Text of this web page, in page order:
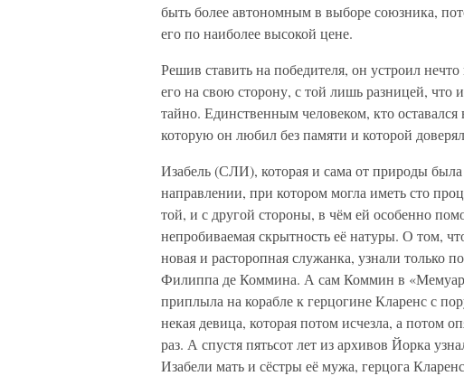
быть более автономным в выборе союзника,
его по наиболее высокой цене.
Решив ставить на победителя, он устроил
его на свою сторону, с той лишь разницей, что
тайно. Единственным человеком, кто
которую он любил без памяти и которой
Изабель (СЛИ), которая и сама от природы
направлении, при котором могла иметь сто
той, и с другой стороны, в чём ей особенно
непробиваемая скрытность её натуры. О том,
новая и расторопная служанка, узнали только
Филиппа де Коммина. А сам Коммин в
приплыла на корабле к герцогине Кларенс с
некая девица, которая потом исчезла, а потом
раз. А спустя пятьсот лет из архивов Йорка
Изабели мать и сёстры её мужа, герцога